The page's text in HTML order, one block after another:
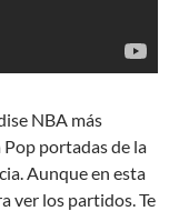
NBA más
portadas de la
Aunque en esta
ver los partidos. Te